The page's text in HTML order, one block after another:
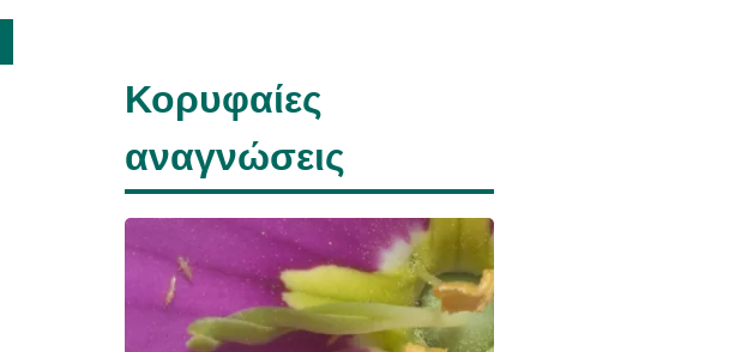
Κορυφαίες
αναγνώσεις